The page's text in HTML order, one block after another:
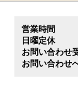
営業時間
日曜定休
お問い合わせ
お問い合わせ